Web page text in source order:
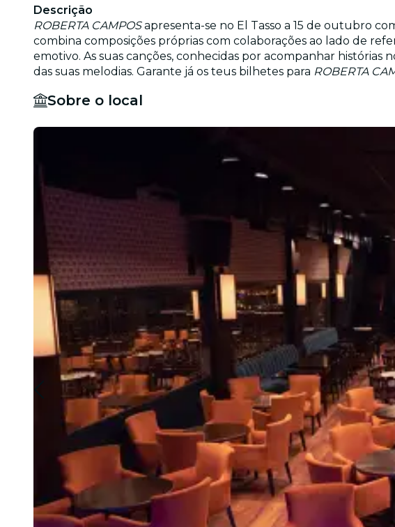
Descrição
ROBERTA CAMPOSapresenta-se no El Tasso a 15 de outubro
combina composições próprias com colaborações ao lado de
emotivo. As suas canções, conhecidas por acompanhar
das suas melodias. Garante já os teus bilhetes para ROBERTA
Sobre o local